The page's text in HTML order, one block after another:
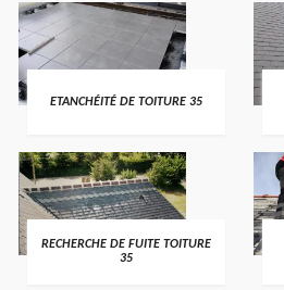
ETANCHÉITÉ DE TOITURE 35
RECHERCHE DE FUITE TOITURE
35